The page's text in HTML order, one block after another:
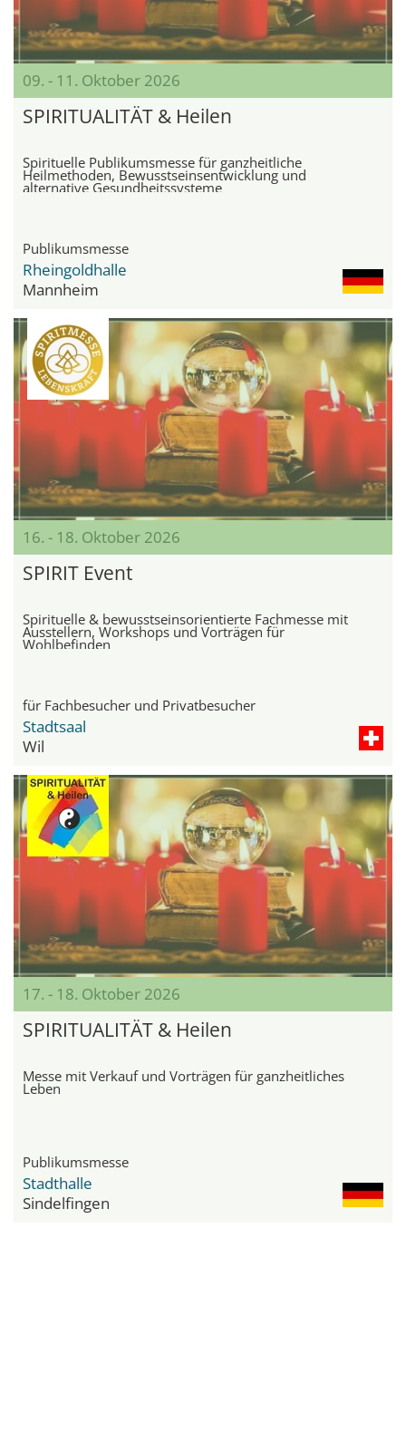
09. - 11. Oktober 2026
SPIRITUALITÄT & Heilen
Spirituelle Publikumsmesse für ganzheitliche
Heilmethoden, Bewusstseinsentwicklung und
alternative Gesundheitssysteme
Publikumsmesse
Rheingoldhalle
Mannheim
16. - 18. Oktober 2026
SPIRIT Event
Spirituelle & bewusstseinsorientierte Fachmesse mit
Ausstellern, Workshops und Vorträgen für
Wohlbefinden
für Fachbesucher und Privatbesucher
Stadtsaal
Wil
17. - 18. Oktober 2026
SPIRITUALITÄT & Heilen
Messe mit Verkauf und Vorträgen für ganzheitliches
Leben
Publikumsmesse
Stadthalle
Sindelfingen